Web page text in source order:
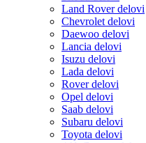
Land Rover delovi
Chevrolet delovi
Daewoo delovi
Lancia delovi
Isuzu delovi
Lada delovi
Rover delovi
Opel delovi
Saab delovi
Subaru delovi
Toyota delovi